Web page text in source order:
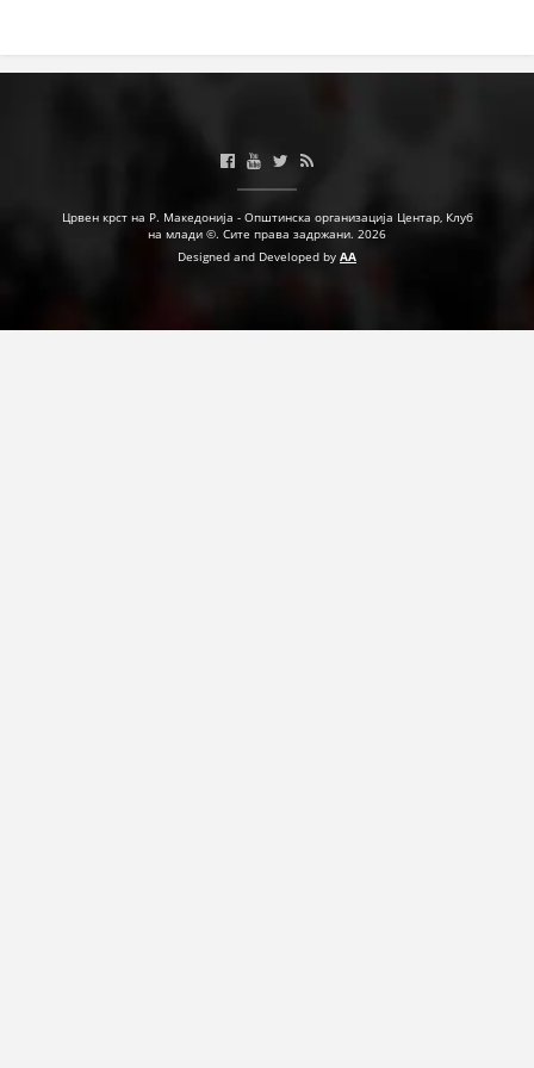
ПРИРАЧНИЦИ
Црвен крст на Р. Македонија - Општинска организација Центар, Клуб
на млади ©. Сите права задржани. 2026
Designed and Developed by AA